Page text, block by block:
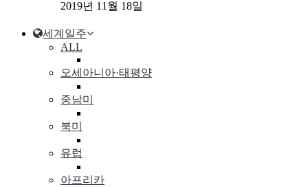
2019년 11월 18일
세계일주
ALL
오세아니아·태평양
중남미
북미
유럽
아프리카